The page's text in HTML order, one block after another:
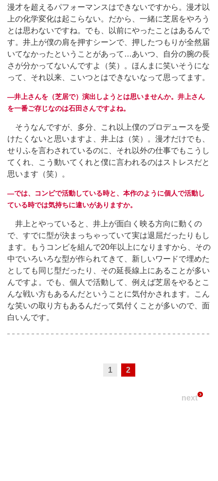
漫才を超えるパフォーマンスはできないですから。漫才以
上の化学変化は起こらない。だから、一緒に芝居をやろう
とは思わないですね。でも、以前にやったことはあるんで
す。井上が僕の肩を押すシーンで、押したつもりが全然届
いてなかったということがあって…あいつ、自分の腕の長
さが分かってないんですよ（笑）。ほんまに笑いそうにな
って、それ以来、こいつとはできないなって思ってます。
―井上さんを（芝居で）演出しようとは思いませんか。井上さん
を一番ご存じなのは石田さんですよね。
そうなんですが、多分、これ以上僕のプロデュースを受
けたくないと思いますよ、井上は（笑）。漫才だけでも、
せりふを言わされているのに、それ以外の仕事でもこうし
てくれ、こう動いてくれと僕に言われるのはストレスだと
思います（笑）。
―では、コンビで活動している時と、本作のように個人で活動し
ている時では気持ちに違いがありますか。
井上とやっていると、井上が面白く映る方向に動くの
で、すでに型が決まっちゃっていて実は退屈だったりもし
ます。もうコンビを組んで20年以上になりますから、その
中でいろいろな型が作られてきて、新しいワードで埋めた
としても同じ型だったり、その延長線上にあることが多い
んですよ。でも、個人で活動して、例えば芝居をやるとこ
んな戦い方もあるんだということに気付かされます。こん
な笑いの取り方もあるんだって気付くことが多いので、面
白いんです。
1 2
next